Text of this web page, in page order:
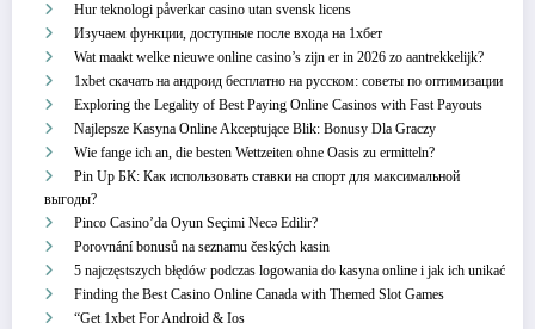
Hur teknologi påverkar casino utan svensk licens
Изучаем функции, доступные после входа на 1хбет
Wat maakt welke nieuwe online casino’s zijn er in 2026 zo aantrekkelijk?
1xbet скачать на андроид бесплатно на русском: советы по оптимизации
Exploring the Legality of Best Paying Online Casinos with Fast Payouts
Najlepsze Kasyna Online Akceptujące Blik: Bonusy Dla Graczy
Wie fange ich an, die besten Wettzeiten ohne Oasis zu ermitteln?
Pin Up БК: Как использовать ставки на спорт для максимальной
выгоды?
Pinco Casino’da Oyun Seçimi Necə Edilir?
Porovnání bonusů na seznamu českých kasin
5 najczęstszych błędów podczas logowania do kasyna online i jak ich unikać
Finding the Best Casino Online Canada with Themed Slot Games
“Get 1xbet For Android & Ios